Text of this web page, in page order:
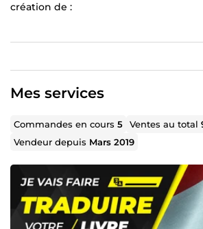
création de :
Couverture ebook,
Marque page,
Visuels et bannière réseaux sociaux,
Coaching Amazon KDP,
Découvrez mes services et envoyez
Belle journée Ethan Joe Pingault
Mes services
Commandes en cours5 Ventes au total
Vendeur depuis Mars 2019